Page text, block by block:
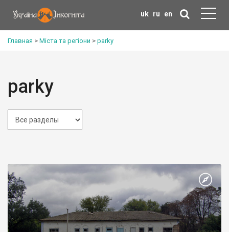
uk ru en
Главная > Міста та регіони > parky
parky